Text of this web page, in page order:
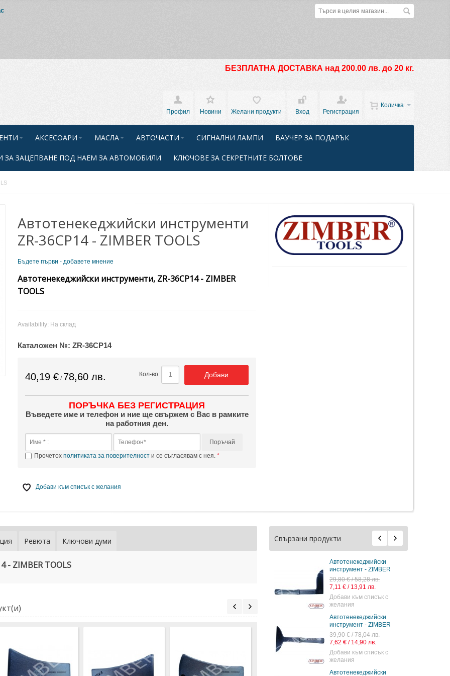
БЕЗПЛАТНА ДОСТАВКА над 200.00 лв. до 20 кг.
Количка
Профил
Новини Желани продукти Вход Регистрация
АКСЕСОАРИ МАСЛА АВТОЧАСТИ СИГНАЛНИ ЛАМПИ ВАУЧЕР ЗА ПОДАРЪК
ЗА ЗАЦЕПВАНЕ ПОД НАЕМ ЗА АВТОМОБИЛИ КЛЮЧОВЕ ЗА СЕКРЕТНИТЕ БОЛТОВЕ
Автотенекеджийски инструменти
ZR-36CP14 - ZIMBER TOOLS
Бъдете първи - добавете мнение
Автотенекеджийски инструменти, ZR-36CP14 - ZIMBER
TOOLS
Availability: На склад
Каталожен №:ZR-36CP14
40,19 € / 78,60 лв. Кол-во: Добави
ПОРЪЧКА БЕЗ РЕГИСТРАЦИЯ
Въведете име и телефон и ние ще свържем с Вас в рамките
на работния ден.
Поръчай
Прочетохполитиката за поверителност и се съгласявам с нея.
Добави към списък с желания
Ревюта Ключови думи
- ZIMBER TOOLS
Свързани продукти
Автотенекеджийски
инструмент - ZIMBER
29,80 € / 58,28 лв.
7,11 € / 13,91 лв.
Добави към списък с
желания
Автотенекеджийски
инструмент - ZIMBER
39,90 € / 78,04 лв.
7,62 € / 14,90 лв.
Добави към списък с
желания
Автотенекеджийски